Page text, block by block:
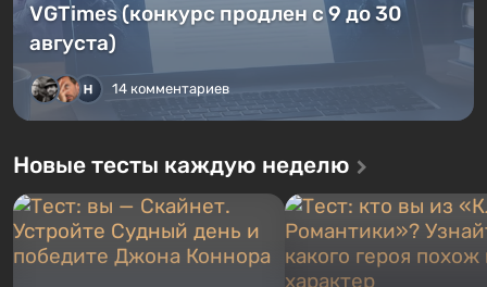
VGTimes (конкурс продлен с 9 до 30
августа)
14 комментариев
Новые тесты каждую неделю